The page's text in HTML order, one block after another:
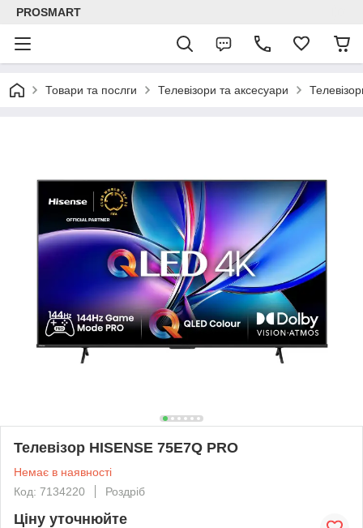
PROSMART
Товари та послги Телевізори та аксесуари
Телевізор HISENSE 75E7Q PRO
Немає в наявності
Код: 7134220
Роздріб
Ціну уточнюйте